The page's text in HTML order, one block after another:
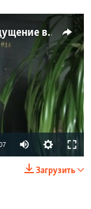
Свидетель оккупации: было ощущение войны
available
Загрузить